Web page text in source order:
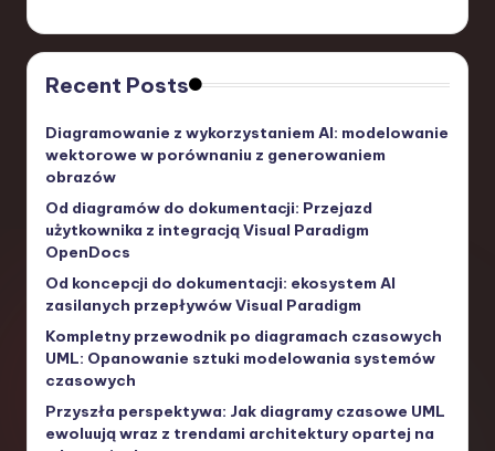
Recent Posts
Diagramowanie z wykorzystaniem AI: modelowanie
wektorowe w porównaniu z generowaniem
obrazów
Od diagramów do dokumentacji: Przejazd
użytkownika z integracją Visual Paradigm
OpenDocs
Od koncepcji do dokumentacji: ekosystem AI
zasilanych przepływów Visual Paradigm
Kompletny przewodnik po diagramach czasowych
UML: Opanowanie sztuki modelowania systemów
czasowych
Przyszła perspektywa: Jak diagramy czasowe UML
ewoluują wraz z trendami architektury opartej na